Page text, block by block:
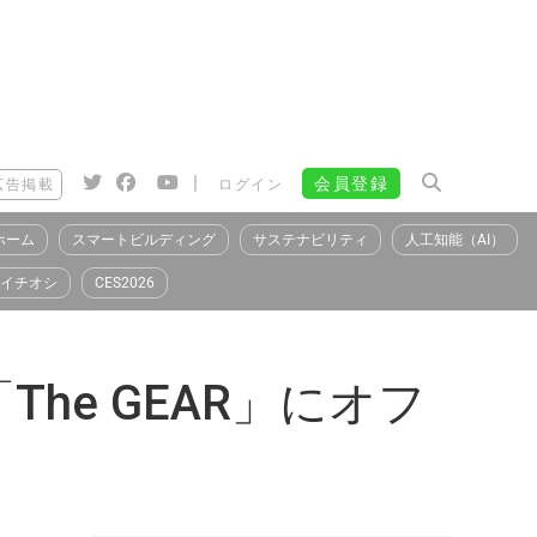
告掲載 | ログイン 会員登録
ーム スマートビルディング サステナビリティ 人工知能（AI）
イチオシ CES2026
GEAR」にオフ